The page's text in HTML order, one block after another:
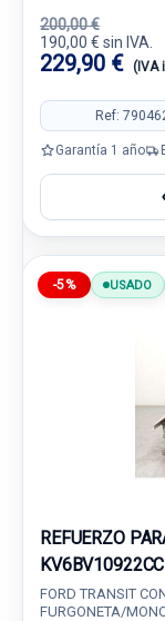
200,00 €
190,00 € sin IVA.
229,90 € (IVA
Ref:
Garantía 1 año
-5% USADO
REFUERZO
KV6BV10922CC
FORD TRANSIT
FURGONETA/